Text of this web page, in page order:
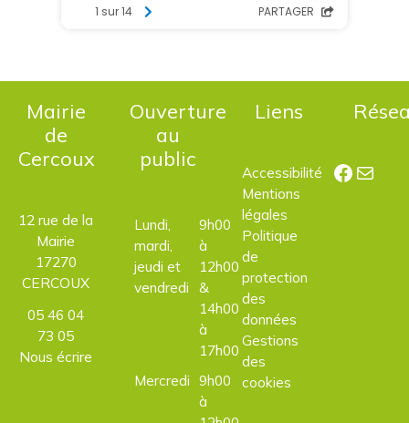
Mairie
de
Cercoux
12 rue de la
Mairie
17270
CERCOUX
05 46 04
73 05
Nous écrire
Ouverture
au
public
Lundi,
mardi,
jeudi et
vendredi
9h00
à
12h00
&
14h00
à
17h00
Mercredi 9h00
à
Liens
Accessibilité
Mentions
légales
Politique
de
protection
des
données
Gestions
des
cookies
E-mail